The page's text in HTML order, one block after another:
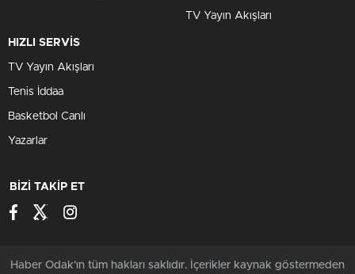
TV Yayın Akışları
HIZLI SERVİS
TV Yayın Akışları
Tenis İddaa
Basketbol Canlı
Yazarlar
BİZİ TAKİP ET
Haber Odak'ın tüm hakları saklıdır. İçerikler kaynak göstermeden